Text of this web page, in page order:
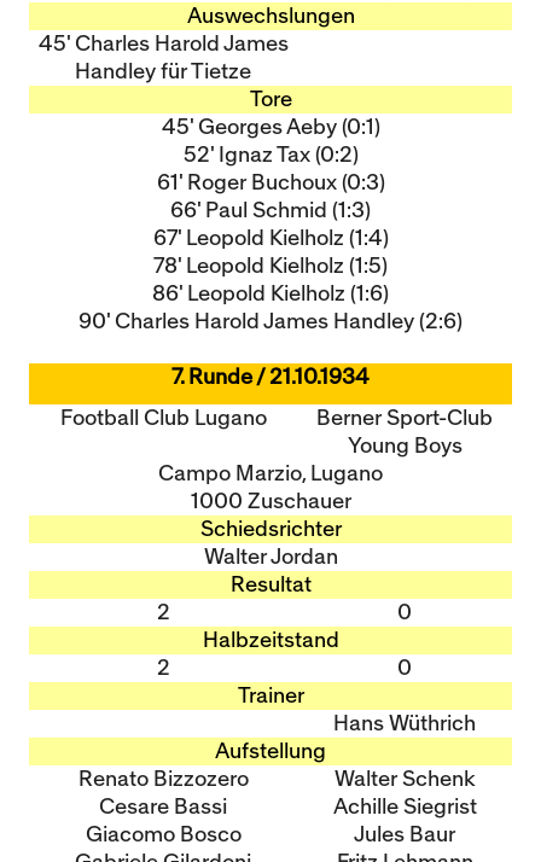
Auswechslungen
45' Charles Harold James
Handley für Tietze
Tore
45' Georges Aeby (0:1)
52' Ignaz Tax (0:2)
61' Roger Buchoux (0:3)
66' Paul Schmid (1:3)
67' Leopold Kielholz (1:4)
78' Leopold Kielholz (1:5)
86' Leopold Kielholz (1:6)
90' Charles Harold James Handley (2:6)
7. Runde / 21.10.1934
Football Club Lugano
Berner Sport-Club
Young Boys
Campo Marzio, Lugano
1000 Zuschauer
Schiedsrichter
Walter Jordan
Resultat
2
0
Halbzeitstand
2
0
Trainer
Hans Wüthrich
Aufstellung
Renato Bizzozero
Cesare Bassi
Giacomo Bosco
Walter Schenk
Achille Siegrist
Jules Baur